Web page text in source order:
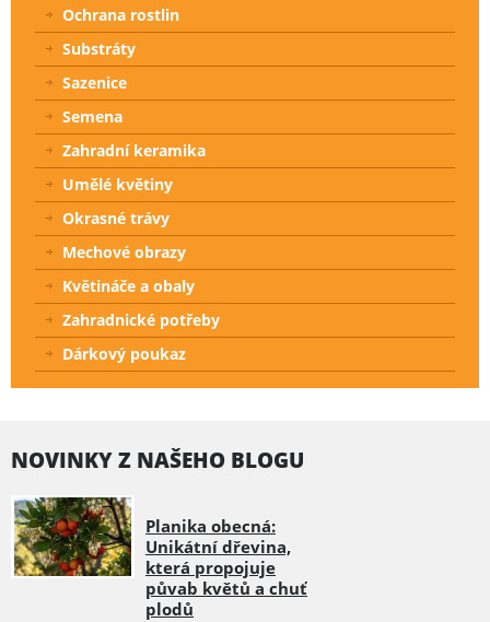
Ochrana rostlin
Substráty
Sazenice
Semena
Zahradní keramika
Umělé květiny
Okrasné trávy
Mechové obrazy
Květináče a obaly
Zahradnické potřeby
Dárkový poukaz
NOVINKY Z NAŠEHO BLOGU
Planika obecná:
Unikátní dřevina,
která propojuje
půvab květů a chuť
plodů